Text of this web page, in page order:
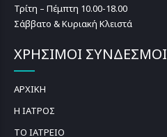
Τρίτη – Πέμπτη 10.00-18.00
Σάββατο & Κυριακή Κλειστά
ΧΡΗΣΙΜΟΙ ΣΥΝΔΕΣΜΟΙ
ΑΡΧΙΚΗ
Η ΙΑΤΡΟΣ
ΤΟ ΙΑΤΡΕΙΟ